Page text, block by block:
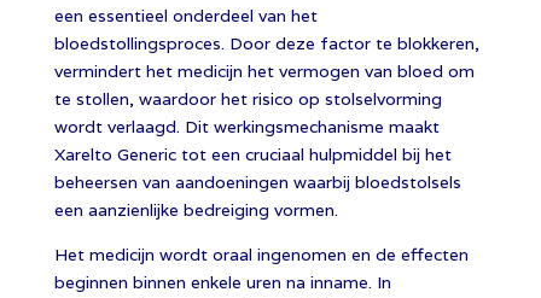
een essentieel onderdeel van het
bloedstollingsproces. Door deze factor te blokkeren,
vermindert het medicijn het vermogen van bloed om
te stollen, waardoor het risico op stolselvorming
wordt verlaagd. Dit werkingsmechanisme maakt
Xarelto Generic tot een cruciaal hulpmiddel bij het
beheersen van aandoeningen waarbij bloedstolsels
een aanzienlijke bedreiging vormen.
Het medicijn wordt oraal ingenomen en de effecten
beginnen binnen enkele uren na inname. In